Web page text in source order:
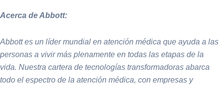
Acerca de Abbott:
Abbott es un líder mundial en atención médica que ayuda a las
personas a vivir más plenamente en todas las etapas de la
vida. Nuestra cartera de tecnologías transformadoras abarca
todo el espectro de la atención médica, con empresas y